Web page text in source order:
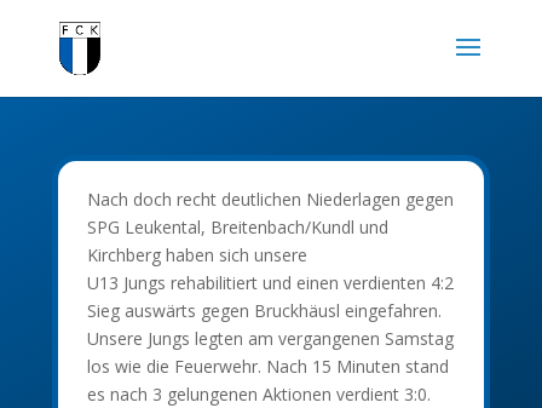
Nach doch recht deutlichen Niederlagen gegen
SPG Leukental, Breitenbach/Kundl und
Kirchberg haben sich unsere
U13 Jungs rehabilitiert und einen verdienten 4:2
Sieg auswärts gegen Bruckhäusl eingefahren.
Unsere Jungs legten am vergangenen Samstag
los wie die Feuerwehr. Nach 15 Minuten stand
es nach 3 gelungenen Aktionen verdient 3:0.